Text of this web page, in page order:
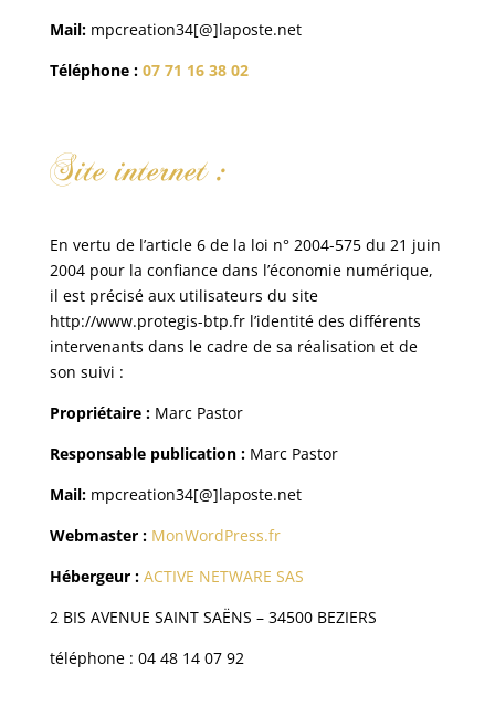
Mail:mpcreation34[@]laposte.net
Téléphone : 07 71 16 38 02
Site internet :
En vertu de l’article 6 de la loi n° 2004-575 du 21 juin
2004 pour la confiance dans l’économie numérique,
il est précisé aux utilisateurs du site
http://www.protegis-btp.fr l’identité des différents
intervenants dans le cadre de sa réalisation et de
son suivi :
Propriétaire :Marc Pastor
Responsable publication :Marc Pastor
Mail:mpcreation34[@]laposte.net
Webmaster : MonWordPress.fr
Hébergeur : ACTIVE NETWARE SAS
2 BIS AVENUE SAINT SAËNS – 34500 BEZIERS
téléphone : 04 48 14 07 92